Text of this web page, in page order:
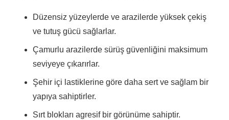
Düzensiz yüzeylerde ve arazilerde yüksek çekiş
ve tutuş gücü sağlarlar.
Çamurlu arazilerde sürüş güvenliğini maksimum
seviyeye çıkarırlar.
Şehir içi lastiklerine göre daha sert ve sağlam bir
yapıya sahiptirler.
Sırt blokları agresif bir görünüme sahiptir.